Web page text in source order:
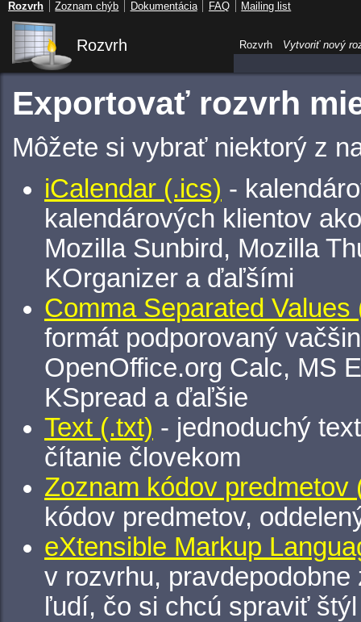
Rozvrh
Exportovať rozvrh
Môžete si vybrať niektorý z
iCalendar (.ics) -
kalendárových klientov
Mozilla Sunbird, Mozilla
KOrganizer a ďaľšími
Comma Separated Values
formát podporovaný
OpenOffice.org Calc, MS
KSpread a ďaľšie
Text (.txt) - jednoduchý
čítanie človekom
Zoznam kódov predmetov
kódov predmetov,
eXtensible Markup
v rozvrhu,
ľudí, čo si chcú spraviť
Rozvrh Vytvoriť nový
Rozvrh Zoznam chýb Dokumentácia FAQ Mailing list